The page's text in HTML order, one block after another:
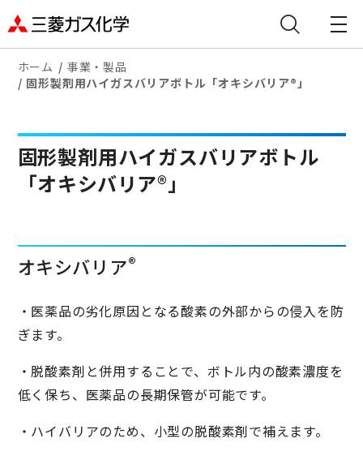
ホーム
事業・製品
固形製剤用ハイガスバリアボトル「オキシバリア®」
固形製剤用ハイガスバリアボトル
「オキシバリア®」
オキシバリア®
・医薬品の劣化原因となる酸素の外部からの侵入を防
ぎます。
・脱酸素剤と併用することで、ボトル内の酸素濃度を
低く保ち、医薬品の長期保管が可能です。
・ハイバリアのため、小型の脱酸素剤で補えます。